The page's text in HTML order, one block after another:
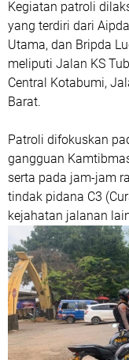
Kegiatan patroli
yang terdiri dari
Utama, dan Bripda
meliputi Jalan KS
Central Kotabumi,
Barat.
Patroli difokuskan
gangguan
serta pada jam-jam
tindak pidana C3
kejahatan jalanan